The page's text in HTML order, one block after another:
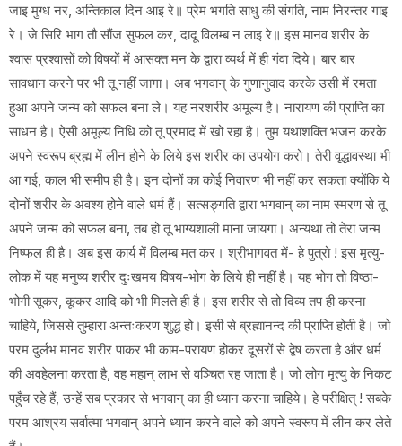
जाइ मुग्ध नर, अन्तिकाल दिन आइ रे॥ प्रेम भगति साधु की संगति, नाम निरन्तर गाइ
रे। जे सिरि भाग तौ सौंज सुफल कर, दादू विलम्ब न लाइ रे॥ इस मानव शरीर के
श्वास प्रश्वासों को विषयों में आसक्त मन के द्वारा व्यर्थ में ही गंवा दिये। बार बार
सावधान करने पर भी तू नहीं जागा। अब भगवान् के गुणानुवाद करके उसी में रमता
हुआ अपने जन्म को सफल बना ले। यह नरशरीर अमूल्य है। नारायण की प्राप्ति का
साधन है। ऐसी अमूल्य निधि को तू प्रमाद में खो रहा है। तुम यथाशक्ति भजन करके
अपने स्वरूप ब्रह्म में लीन होने के लिये इस शरीर का उपयोग करो। तेरी वृद्धावस्था भी
आ गई, काल भी समीप ही है। इन दोनों का कोई निवारण भी नहीं कर सकता क्योंकि ये
दोनों शरीर के अवश्य होने वाले धर्म हैं। सत्सङ्गति द्वारा भगवान् का नाम स्मरण से तू
अपने जन्म को सफल बना, तब हो तू भाग्यशाली माना जायगा। अन्यथा तो तेरा जन्म
निष्फल ही है। अब इस कार्य में विलम्ब मत कर। श्रीभागवत में- हे पुत्रो ! इस मृत्यु-
लोक में यह मनुष्य शरीर दुःखमय विषय-भोग के लिये ही नहीं है। यह भोग तो विष्ठा-
भोगी सूकर, कूकर आदि को भी मिलते ही है। इस शरीर से तो दिव्य तप ही करना
चाहिये, जिससे तुम्हारा अन्तःकरण शुद्ध हो। इसी से ब्रह्मानन्द की प्राप्ति होती है। जो
परम दुर्लभ मानव शरीर पाकर भी काम-परायण होकर दूसरों से द्वेष करता है और धर्म
की अवहेलना करता है, वह महान् लाभ से वञ्चित रह जाता है। जो लोग मृत्यु के निकट
पहुँच रहे हैं, उन्हें सब प्रकार से भगवान् का ही ध्यान करना चाहिये। हे परीक्षित् ! सबके
परम आश्रय सर्वात्मा भगवान् अपने ध्यान करने वाले को अपने स्वरूप में लीन कर लेते